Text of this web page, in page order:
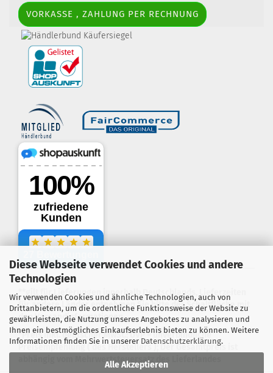
Diese Webseite verwendet Cookies und andere
Technologien
Wir verwenden Cookies und ähnliche Technologien, auch von
Drittanbietern, um die ordentliche Funktionsweise der Website zu
gewährleisten, die Nutzung unseres Angebotes zu analysieren und
Ihnen ein bestmögliches Einkaufserlebnis bieten zu können. Weitere
Informationen finden Sie in unserer Datenschutzerklärung.
Alle Akzeptieren
VORKASSE , ZAHLUNG PER RECHNUNG
.
**gilt für Lieferungen innerhalb Deutschlands, Lieferzeiten
für andere Länder entnehmen Sie bitte der Schaltfläche mit
den Versandinformationen
*Preis inkl. deutscher MwSt.; UVP = unverbindliche
Preisempfehlung ( des Herstellers ); Der Gesamtpreis ist
abhängig vom Mehrwertsteuersatz des Lieferlandes